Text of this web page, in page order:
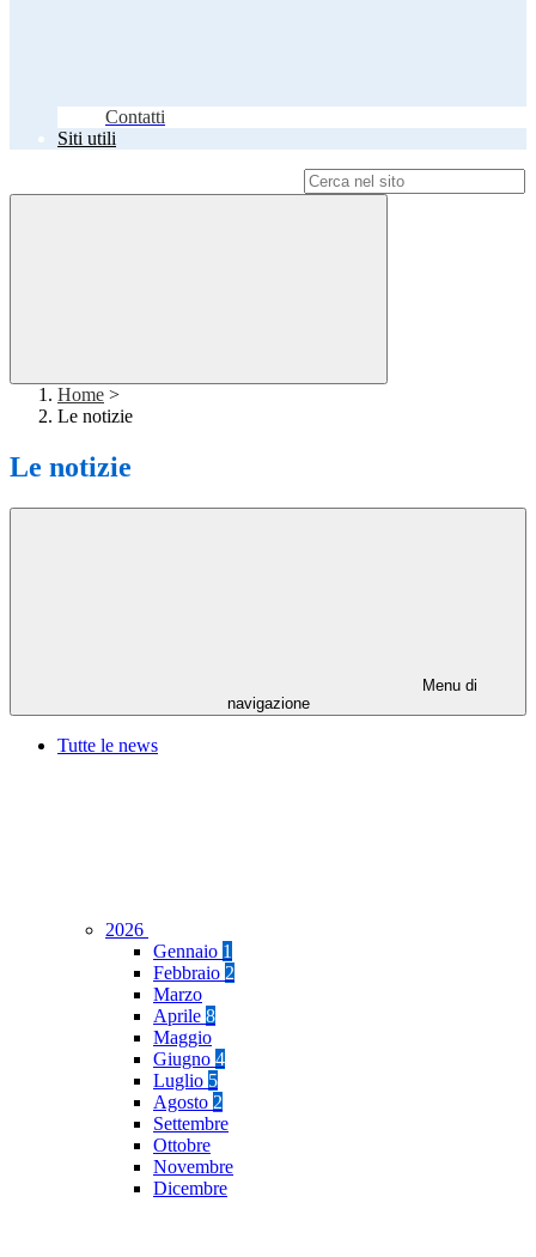
Contatti
Siti utili
Home >
Le notizie
Le notizie
Menu di
navigazione
Tutte le news
2026
Gennaio 1
Febbraio 2
Marzo
Aprile 8
Maggio
Giugno 4
Luglio 5
Agosto 2
Settembre
Ottobre
Novembre
Dicembre